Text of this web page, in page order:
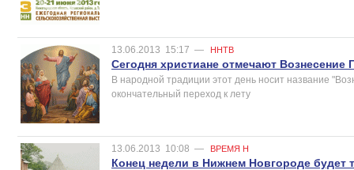
13.06.2013 15:17 — ННТВ
Сегодня христиане отмечают Вознесение
В народной традиции этот день носит название
окончательный переход к лету
13.06.2013 10:08 — ВРЕМЯ Н
Конец недели в Нижнем Новгороде будет